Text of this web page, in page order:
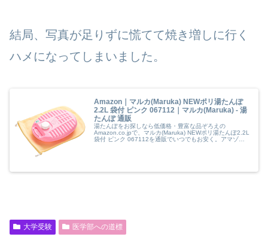
結局、写真が足りずに慌てて焼き増しに行く
ハメになってしまいました。
Amazon｜マルカ(Maruka) NEWポリ湯たんぽ
2.2L 袋付 ピンク 067112｜マルカ(Maruka) - 湯
たんぽ 通販
湯たんぽをお探しなら低価格・豊富な品ぞろえの
Amazon.co.jpで、マルカ(Maruka) NEWポリ湯たんぽ2.2L
袋付 ピンク 067112を通販でいつでもお安く。アマゾン
大学受験 医学部への道標